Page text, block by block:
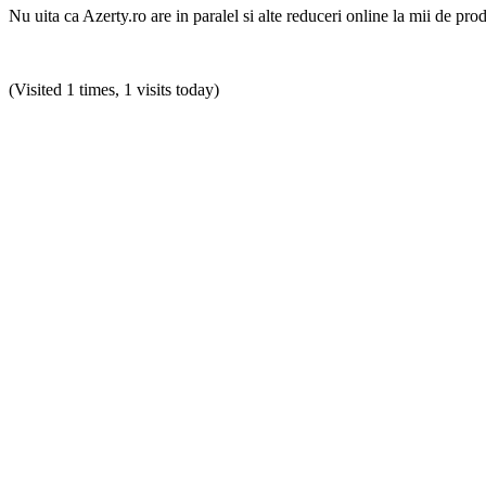
Nu uita ca Azerty.ro are in paralel si alte reduceri online la mii de
(Visited 1 times, 1 visits today)